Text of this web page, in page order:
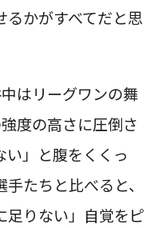
かがすべてだと思
はリーグワンの舞
度の高さに圧倒さ
」と腹をくくっ
たちと比べると、
足りない」自覚をピ